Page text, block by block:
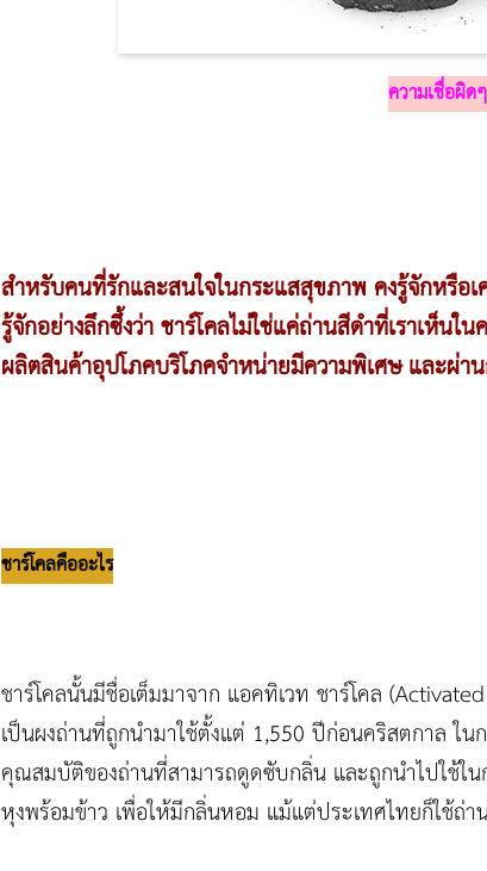
ความเชื่อผิด
สำหรับคนที่รักและสนใจในกระแสสุขภาพ คงรู้จักหรือ
รู้จักอย่างลึกซึ้งว่า ชาร์โคลไม่ใช่แค่ถ่านสีดำที่เราเห็น
ผลิตสินค้าอุปโภคบริโภคจำหน่ายมีความพิเศษ และผ่า
ชาร์โคลคืออะไร
ชาร์โคลนั้นมีชื่อเต็มมาจาก แอคทิเวท ชาร์โคล
เป็นผงถ่านที่ถูกนำมาใช้ตั้งแต่ 1,550 ปีก่อนคริสตกาล
คุณสมบัติของถ่านที่สามารถดูดซับกลิ่น และถูกนำไปใช้ใน
หุงพร้อมข้าว เพื่อให้มีกลิ่นหอม แม้แต่ประเทศไทยก็ใช้ถ่